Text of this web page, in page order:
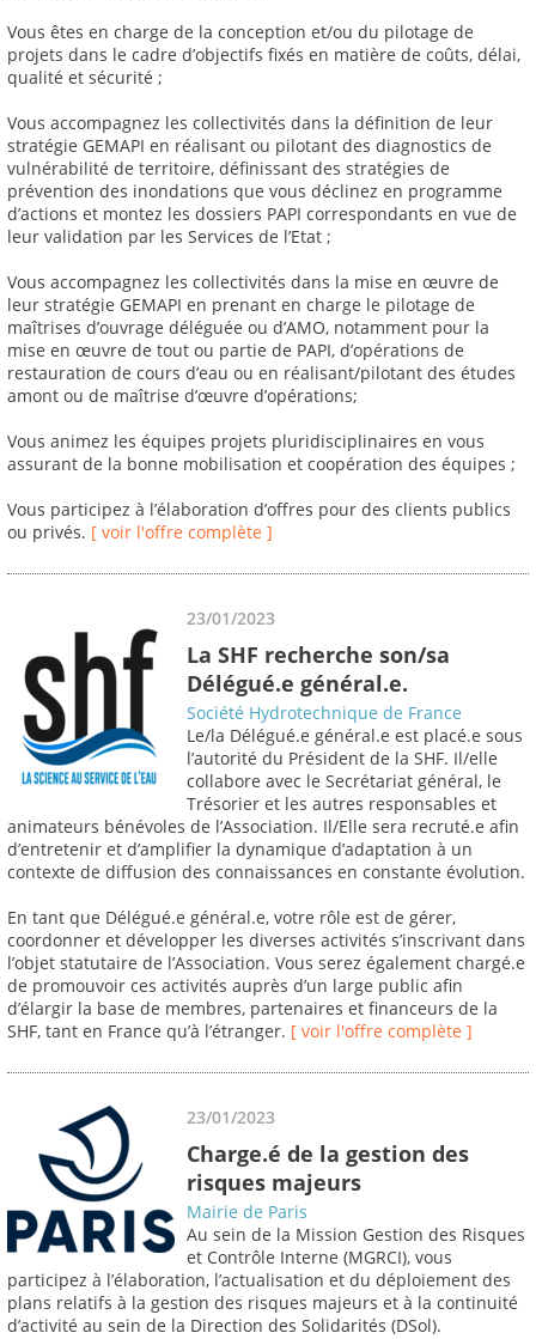
Vous êtes en charge de la conception et/ou du pilotage de
projets dans le cadre d’objectifs fixés en matière de coûts, délai,
qualité et sécurité ;
Vous accompagnez les collectivités dans la définition de leur
stratégie GEMAPI en réalisant ou pilotant des diagnostics de
vulnérabilité de territoire, définissant des stratégies de
prévention des inondations que vous déclinez en programme
d’actions et montez les dossiers PAPI correspondants en vue de
leur validation par les Services de l’Etat ;
Vous accompagnez les collectivités dans la mise en œuvre de
leur stratégie GEMAPI en prenant en charge le pilotage de
maîtrises d’ouvrage déléguée ou d’AMO, notamment pour la
mise en œuvre de tout ou partie de PAPI, d’opérations de
restauration de cours d’eau ou en réalisant/pilotant des études
amont ou de maîtrise d’œuvre d’opérations;
Vous animez les équipes projets pluridisciplinaires en vous
assurant de la bonne mobilisation et coopération des équipes ;
Vous participez à l’élaboration d’offres pour des clients publics
ou privés. [ voir l'offre complète ]
23/01/2023
La SHF recherche son/sa
Délégué.e général.e.
Société Hydrotechnique de France
Le/la Délégué.e général.e est placé.e sous
l’autorité du Président de la SHF. Il/elle
collabore avec le Secrétariat général, le
Trésorier et les autres responsables et
animateurs bénévoles de l’Association. Il/Elle sera recruté.e afin
d’entretenir et d’amplifier la dynamique d’adaptation à un
contexte de diffusion des connaissances en constante évolution.
En tant que Délégué.e général.e, votre rôle est de gérer,
coordonner et développer les diverses activités s’inscrivant dans
l’objet statutaire de l’Association. Vous serez également chargé.e
de promouvoir ces activités auprès d’un large public afin
d’élargir la base de membres, partenaires et financeurs de la
SHF, tant en France qu’à l’étranger. [ voir l'offre complète ]
23/01/2023
Charge.é de la gestion des
risques majeurs
Mairie de Paris
Au sein de la Mission Gestion des Risques
et Contrôle Interne (MGRCI), vous
participez à l’élaboration, l’actualisation et du déploiement des
plans relatifs à la gestion des risques majeurs et à la continuité
d’activité au sein de la Direction des Solidarités (DSol).